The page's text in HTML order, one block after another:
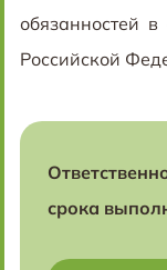
обязанностей в
Российской
срока